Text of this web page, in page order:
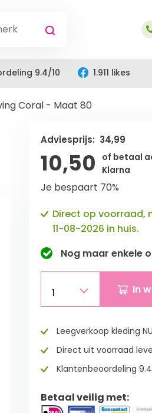
9.4/10 1.911 likes
Coral - Maat 80
Adviesprijs: 34,99
10,50
of betaal
Klarna
Je bespaart 70%
Direct op voorraad,
11-08-2026 in huis.
Nog maar enkele
1 In
Leegverkoop kleding
Direct uit voorraad
Klantenbeoordeling
Betaal veilig met: